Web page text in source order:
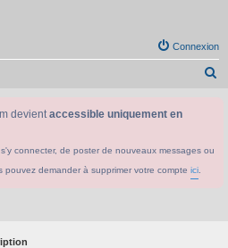
Connexion
devientaccessible uniquement en
connecter, de poster de nouveaux messages ou
pouvez demander à supprimer votre compte ici